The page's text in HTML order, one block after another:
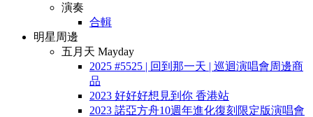
演奏
合輯
明星周邊
五月天 Mayday
2025 #5525 | 回到那一天 | 巡迴演唱會周邊商
品
2023 好好好想見到你 香港站
2023 諾亞方舟10週年進化復刻限定版演唱會